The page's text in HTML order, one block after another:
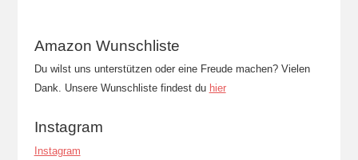
Amazon Wunschliste
Du wilst uns unterstützen oder eine Freude machen? Vielen
Dank. Unsere Wunschliste findest du hier
Instagram
Instagram